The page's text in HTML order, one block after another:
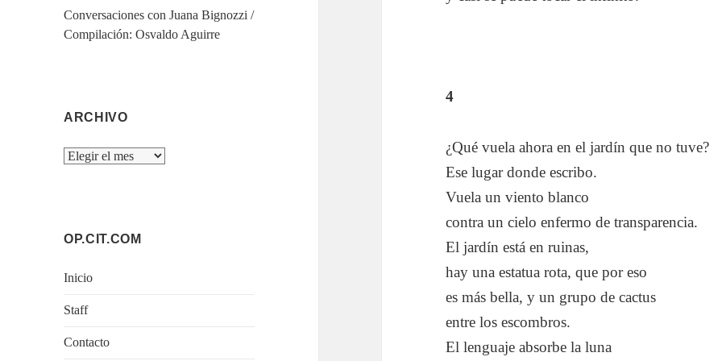
Conversaciones con Juana Bignozzi /
Compilación: Osvaldo Aguirre
ARCHIVO
Archivo
OP.CIT.COM
Inicio
Staff
Contacto
4
¿Qué vuela ahora en el jardín que no tuve?
Ese lugar donde escribo.
Vuela un viento blanco
contra un cielo enfermo de transparencia.
El jardín está en ruinas,
hay una estatua rota, que por eso
es más bella, y un grupo de cactus
entre los escombros.
El lenguaje absorbe la luna